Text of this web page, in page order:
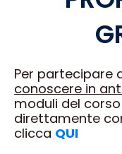
Per partecipare
conoscere in
moduli del
direttamente
clicca QUI